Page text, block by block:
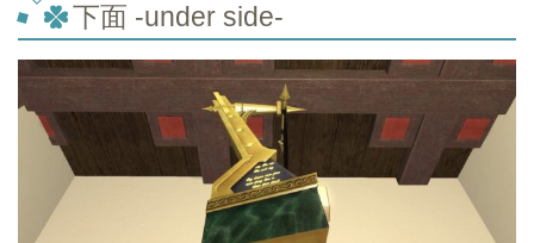
下面 -under side-